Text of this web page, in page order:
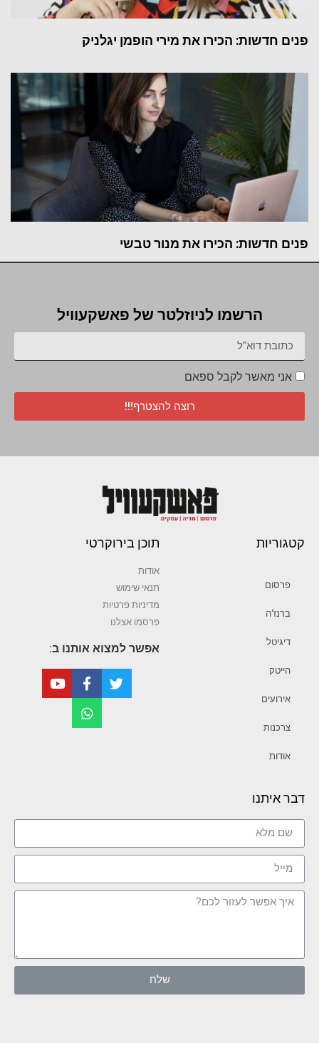
פנים חדשות: הכירו את מירי הופמן יגלניק
פנים חדשות: הכירו את מנור טבשי
הרשמו לניוזלטר של פאשקעוויל
אני מאשר לקבל ספאם
רוצה להצטרף!!!
קטגוריות
פרסום
ברנז’ה
דיגיטל
הייטק
אירועים
צרכנות
אודות
תוכן בירוקרטי
אודות
תנאי שימוש
מדיניות פרטיות
פרסמו אצלנו
אפשר למצוא אותנו ב:
דבר איתנו
שלח